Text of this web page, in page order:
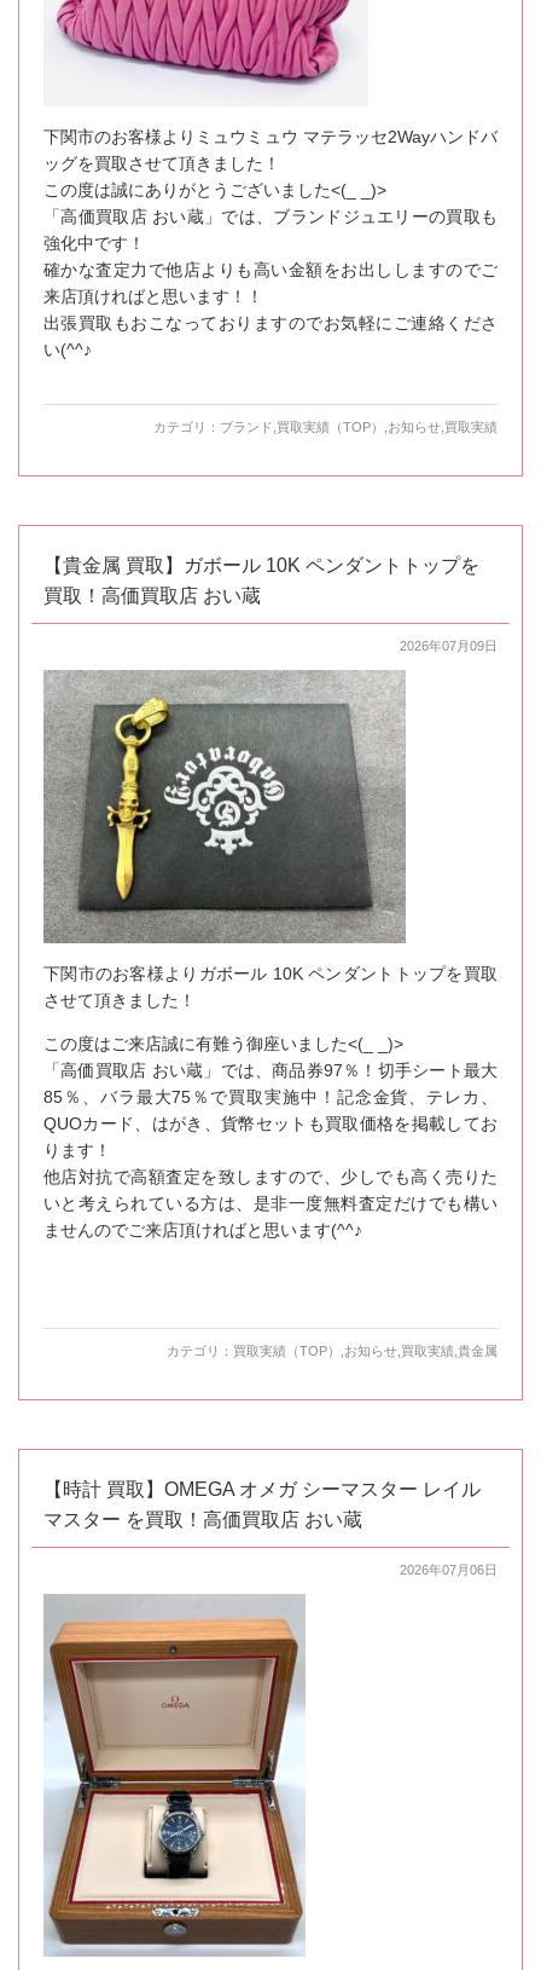
下関市のお客様よりミュウミュウ マテラッセ2Wayハンドバ
ッグを買取させて頂きました！
この度は誠にありがとうございました<(_ _)>
「高価買取店 おい蔵」では、ブランドジュエリーの買取も
強化中です！
確かな査定力で他店よりも高い金額をお出ししますのでご
来店頂ければと思います！！
出張買取もおこなっておりますのでお気軽にご連絡くださ
い(^^♪
カテゴリ： ブランド 買取実績（TOP） お知らせ 買取実績
【貴金属 買取】ガボール 10K ペンダントトップを
買取！高価買取店 おい蔵
2026年07月09日
下関市のお客様よりガボール 10K ペンダントトップを買取
させて頂きました！
この度はご来店誠に有難う御座いました<(_ _)>
「高価買取店 おい蔵」では、商品券97％！切手シート最大
85％、バラ最大75％で買取実施中！記念金貨、テレカ、
QUOカード、はがき、貨幣セットも買取価格を掲載してお
ります！
他店対抗で高額査定を致しますので、少しでも高く売りた
いと考えられている方は、是非一度無料査定だけでも構い
ませんのでご来店頂ければと思います(^^♪
カテゴリ： 買取実績（TOP） お知らせ 買取実績 貴金属
【時計 買取】OMEGA オメガ シーマスター レイル
マスター を買取！高価買取店 おい蔵
2026年07月06日